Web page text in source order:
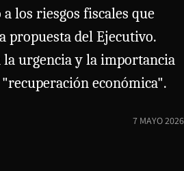
los riesgos fiscales que
propuesta del Ejecutivo.
urgencia y la importancia
económica".
7 MAYO 2026